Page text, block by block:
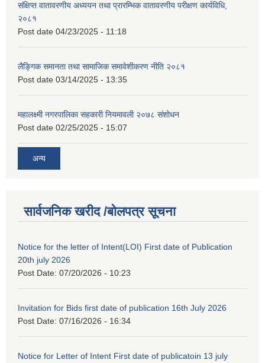
संक्षिप्त वातावरणीय अध्ययन तथा प्रारम्भिक वातावरणीय परीक्षण कार्यविधि,
२०८१
Post date 04/23/2025 - 11:18
लैङ्गिक समानता तथा सामाजिक समावेशीकरण नीति २०८१
Post date 03/14/2025 - 13:35
महालक्ष्मी नगरपालिका सहकारी नियमावली २०७८ संशोधन
Post date 02/25/2025 - 15:07
अन्य
सार्वजनिक खरीद /बोलपत्र सूचना
Notice for the letter of Intent(LOI) First date of Publication
20th july 2026
Post Date: 07/20/2026 - 10:23
Invitation for Bids first date of publication 16th July 2026
Post Date: 07/16/2026 - 16:34
Notice for Letter of Intent First date of publicatoin 13 july